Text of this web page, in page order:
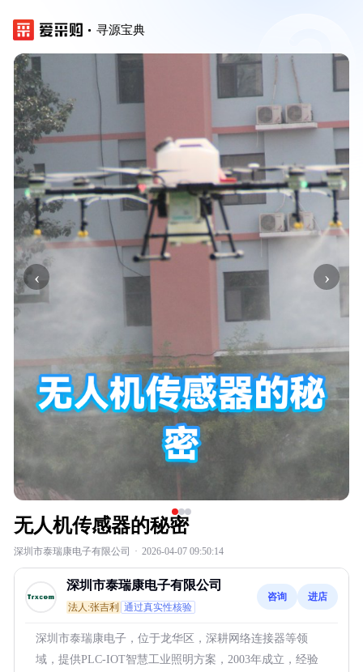
寻源宝典
‹ ›
无人机传感器的秘密
深圳市泰瑞康电子有限公司 · 2026-04-07 09:50:14
深圳市泰瑞康电子有限公司
法人:张吉利 通过真实性核验
咨询 进店
深圳市泰瑞康电子，位于龙华区，深耕网络连接器等领
域，提供PLC-IOT智慧工业照明方案，2003年成立，经验